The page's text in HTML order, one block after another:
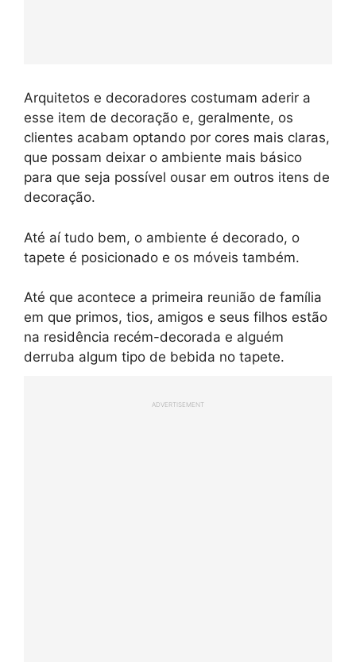
Arquitetos e decoradores costumam aderir a
esse item de decoração e, geralmente, os
clientes acabam optando por cores mais claras,
que possam deixar o ambiente mais básico
para que seja possível ousar em outros itens de
decoração.
Até aí tudo bem, o ambiente é decorado, o
tapete é posicionado e os móveis também.
Até que acontece a primeira reunião de família
em que primos, tios, amigos e seus filhos estão
na residência recém-decorada e alguém
derruba algum tipo de bebida no tapete.
ADVERTISEMENT